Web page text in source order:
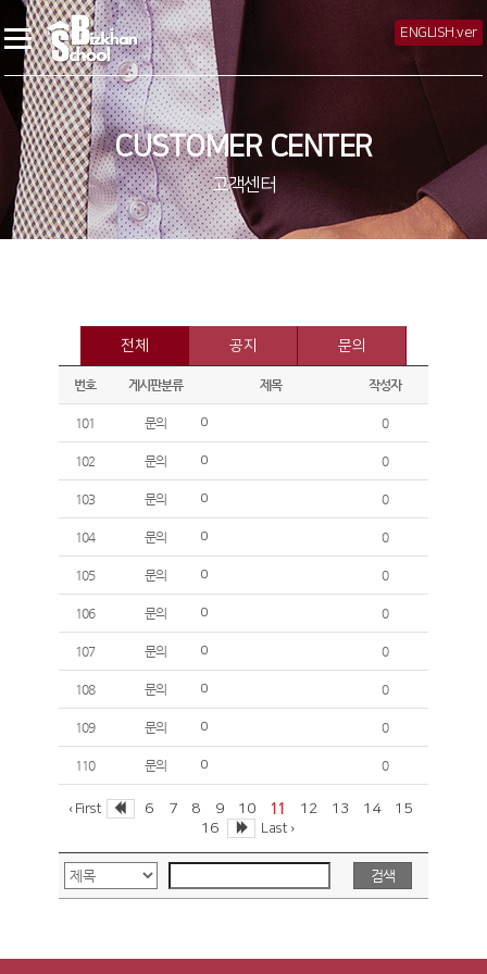
ENGLISH.ver
CUSTOMER CENTER
고객센터
전체 공지 문의
번호 게시판분류 제목 작성자
101 문의 0 0
102 문의 0 0
103 문의 0 0
104 문의 0 0
105 문의 0 0
106 문의 0 0
107 문의 0 0
108 문의 0 0
109 문의 0 0
110 문의 0 0
‹ First 6 7 8 9 10 11 12 13 14
15
16
Last ›
검색